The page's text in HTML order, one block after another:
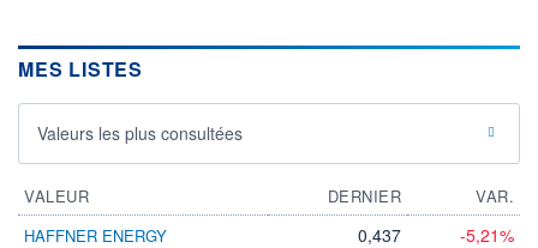
LIMITE À LA
BAISSE
0,0000 0,0000
RENDEMENT
-
PER ESTIMÉ
MES LISTES
Valeurs les plus consultées
VALEUR DERNIER
VAR.
HAFFNER ENERGY
0,437 -5,21%